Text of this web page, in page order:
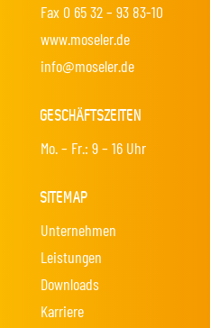
Fax 0 65 32 – 93 83-10
www.moseler.de
info@moseler.de
GESCHÄFTSZEITEN
Mo. – Fr.: 9 – 16 Uhr
SITEMAP
Unternehmen
Leistungen
Downloads
Karriere